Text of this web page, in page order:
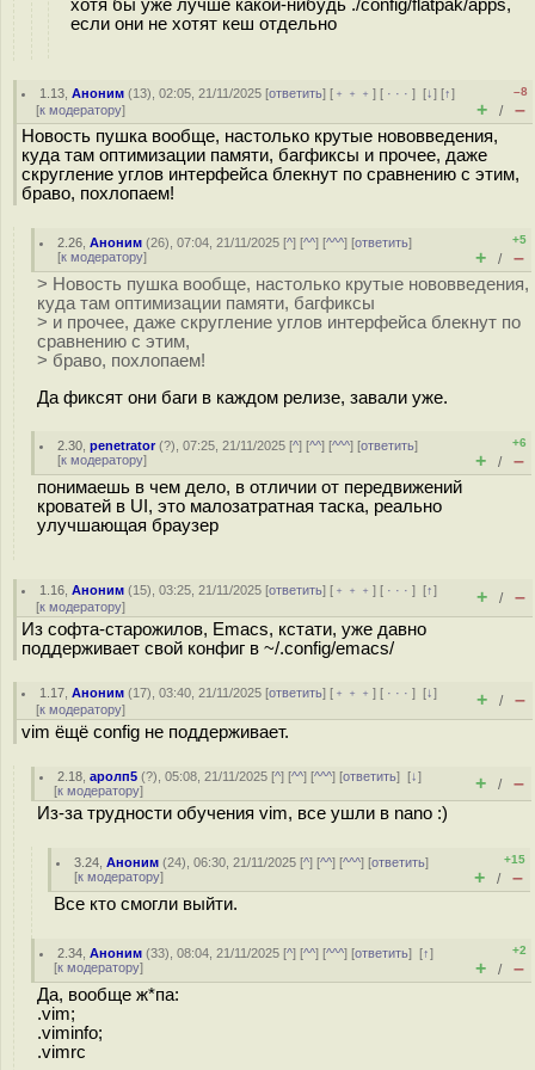
хотя бы уже лучше какой-нибудь ./config/flatpak/apps,
если они не хотят кеш отдельно
1.13 ,Аноним (13), 02:05, 21/11/2025 [ответить] [ ﹢﹢﹢] [ · · ·][↓] [↑]
[к модератору]
–8
+ / –
Новость пушка вообще, настолько крутые нововведения,
куда там оптимизации памяти, багфиксы и прочее, даже
скругление углов интерфейса блекнут по сравнению с этим,
браво, похлопаем!
2.26 ,Аноним (26), 07:04, 21/11/2025 [^] [^^] [^^^] [ответить]
[к модератору]
+5
+ / –
> Новость пушка вообще, настолько крутые нововведения,
куда там оптимизации памяти, багфиксы
> и прочее, даже скругление углов интерфейса блекнут по
сравнению с этим,
> браво, похлопаем!
Да фиксят они баги в каждом релизе, завали уже.
2.30 ,penetrator(?), 07:25, 21/11/2025 [^] [^^] [^^^] [ответить]
[к модератору]
+6
+ / –
понимаешь в чем дело, в отличии от передвижений
кроватей в UI, это малозатратная таска, реально
улучшающая браузер
1.16 ,Аноним (15), 03:25, 21/11/2025 [ответить] [ ﹢﹢﹢] [ · · ·][↑]
[к модератору] + / –
Из софта-старожилов, Emacs, кстати, уже давно
поддерживает свой конфиг в ~/.config/emacs/
1.17 ,Аноним (17), 03:40, 21/11/2025 [ответить] [ ﹢﹢﹢] [ · · ·][↓]
[к модератору] + / –
vim ёщё config не поддерживает.
2.18 ,аролп5 (?), 05:08, 21/11/2025 [^] [^^] [^^^] [ответить][↓]
[к модератору] + / –
Из-за трудности обучения vim, все ушли в nano :)
3.24 ,Аноним (24), 06:30, 21/11/2025 [^] [^^] [^^^] [ответить]
[к модератору]
+15
+ / –
Все кто смогли выйти.
2.34 ,Аноним (33), 08:04, 21/11/2025 [^] [^^] [^^^] [ответить][↑]
[к модератору]
+2
+ / –
Да, вообще ж*па:
.vim;
.viminfo;
.vimrc